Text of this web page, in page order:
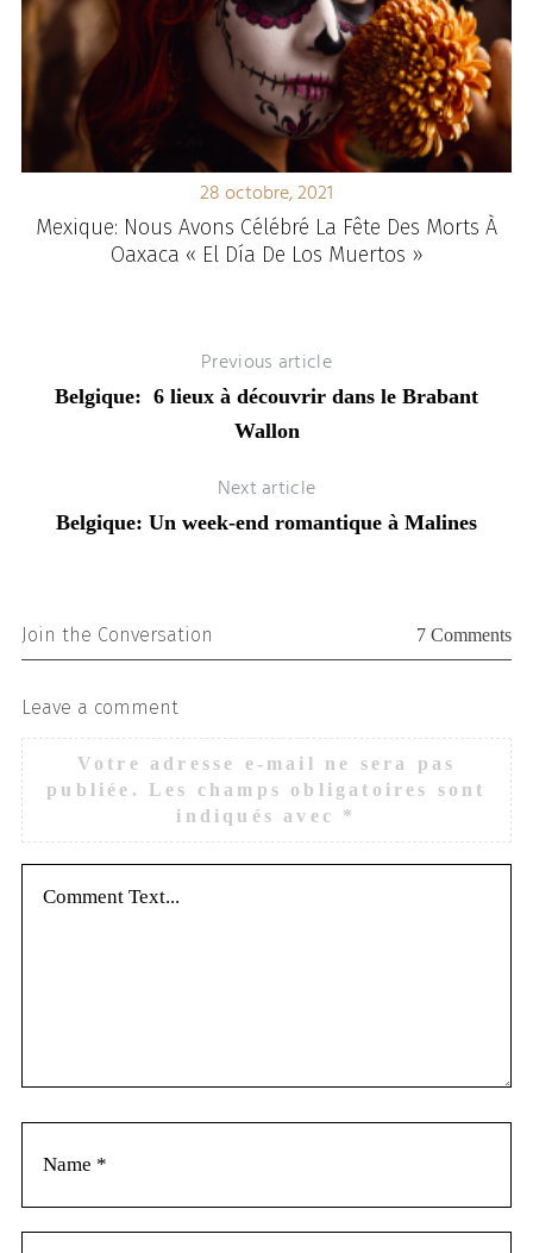
28 octobre, 2021
Mexique: Nous Avons Célébré La Fête Des Morts À
Oaxaca « El Día De Los Muertos »
Previous article
Belgique: 6 lieux à découvrir dans le Brabant
Wallon
Next article
Belgique: Un week-end romantique à Malines
Join the Conversation 7 Comments
Leave a comment
Votre adresse e-mail ne sera pas
publiée.
Les champs obligatoires sont
indiqués avec *